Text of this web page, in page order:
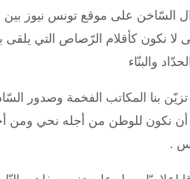
السّاخن على موقع تونس نيوز
لا نكونكأقلام الرّصاص التي يلقى
والبنّاء
تزيّن بنا المكاتب الفخمة وصدور
أن نكون للوطن من أجله نحي ومن
.